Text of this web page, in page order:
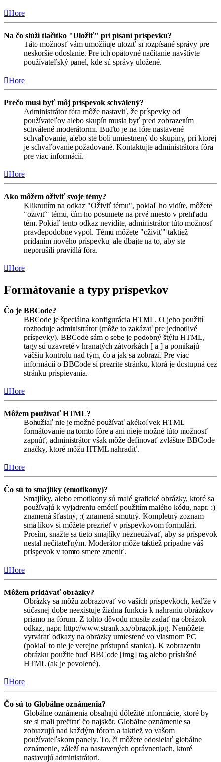
Hore
Na čo slúži tlačítko "Uložiť" pri písaní príspevku?
Táto možnosť vám umožňuje uložiť si rozpísané správy pre
neskoršie odoslanie. Pre ich opätovné načítanie navštívte
používateľský panel, kde sú správy uložené.
Hore
Prečo musí byť môj príspevok schválený?
Administrátor fóra môže nastaviť, že príspevky od
používateľov alebo skupín musia byť pred zobrazením
schválené moderátormi. Buďto je na fóre nastavené
schvaľovanie, alebo ste boli umiestnený do skupiny, pri ktorej
je schvaľovanie požadované. Kontaktujte administrátora fóra
pre viac informácií.
Hore
Ako môžem oživiť svoje témy?
Kliknutím na odkaz "Oživiť tému", pokiaľ ho vidíte, môžete
"oživiť" tému, čím ho posuniete na prvé miesto v prehľadu
tém. Pokiaľ tento odkaz nevidíte, administrátor túto možnosť
pravdepodobne vypol. Tému môžete "oživiť" taktiež
pridaním nového príspevku, ale dbajte na to, aby ste
neporušili pravidlá fóra.
Hore
Formátovanie a typy príspevkov
Čo je BBCode?
BBCode je špeciálna konfigurácia HTML. O jeho použití
rozhoduje administrátor (môže to zakázať pre jednotlivé
príspevky). BBCode sám o sebe je podobný štýlu HTML,
tagy sú uzavreté v hranatých zátvorkách [ a ] a ponúkajú
väčšiu kontrolu nad tým, čo a jak sa zobrazí. Pre viac
informácií o BBCode si prezrite stránku, ktorá je dostupná cez
stránku prispievania.
Hore
Môžem používať HTML?
Bohužiaľ nie je možné používať akékoľvek HTML
formátovanie na tomto fóre a ani nieje možné túto možnosť
zapnúť, administrátor však môže definovať zvláštne BBCode
značky, ktoré môžu HTML nahradiť.
Hore
Čo sú to smajlíky (emotikony)?
Smajlíky, alebo emotikony sú malé grafické obrázky, ktoré sa
používajú k vyjadreniu emócií použitím malého kódu, napr. :)
znamená šťastný, :( znamená smutný. Kompletný zoznam
smajlíkov si môžete prezrieť v príspevkovom formulári.
Prosím, snažte sa tieto smajlíky nezneužívať, aby sa príspevok
nestal nečitateľným. Moderátor môže taktiež prípadne váš
príspevok v tomto smere zmeniť.
Hore
Môžem pridávať obrázky?
Obrázky sa môžu zobrazovať vo vašich príspevkoch, keďže v
súčasnej dobe neexistuje žiadna funkcia k nahraniu obrázkov
priamo na fórum. Z tohto dôvodu musíte zadať na obrázok
odkaz, napr. http://www.stránk.xx/obrazok.jpg. Nemôžete
vytvárať odkazy na obrázky umiestené vo vlastnom PC
(pokiaľ to nie je verejne prístupná stanica). K zobrazeniu
obrázku použite buď BBCode [img] tag alebo príslušné
HTML (ak je povolené).
Hore
Čo sú to Globálne oznámenia?
Globálne oznámenia obsahujú dôležité informácie, ktoré by
ste si mali prečítať čo najskôr. Globálne oznámenie sa
zobrazujú nad každým fórom a taktiež vo vašom
používateľskom panely. To, či môžete odosielať globálne
oznámenie, záleží na nastavených oprávneniach, ktoré
nastavujú administrátori.